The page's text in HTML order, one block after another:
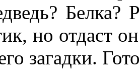
Белка?
но отдаст
загадки.